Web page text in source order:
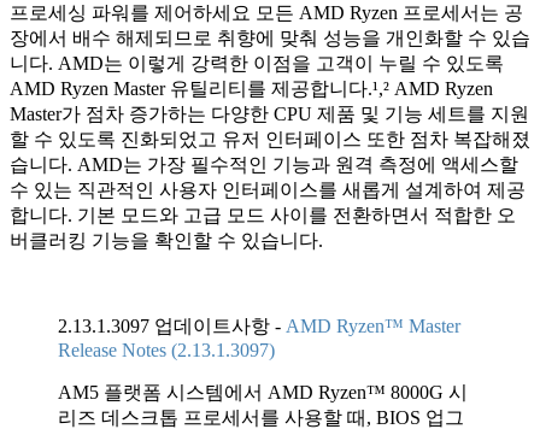
프로세싱 파워를 제어하세요 모든 AMD Ryzen 프로세서는 공
장에서 배수 해제되므로 취향에 맞춰 성능을 개인화할 수 있습
니다. AMD는 이렇게 강력한 이점을 고객이 누릴 수 있도록
AMD Ryzen Master 유틸리티를 제공합니다.¹,² AMD Ryzen
Master가 점차 증가하는 다양한 CPU 제품 및 기능 세트를 지원
할 수 있도록 진화되었고 유저 인터페이스 또한 점차 복잡해졌
습니다. AMD는 가장 필수적인 기능과 원격 측정에 액세스할
수 있는 직관적인 사용자 인터페이스를 새롭게 설계하여 제공
합니다. 기본 모드와 고급 모드 사이를 전환하면서 적합한 오
버클러킹 기능을 확인할 수 있습니다.
2.13.1.3097 업데이트사항 - AMD Ryzen™ Master
Release Notes (2.13.1.3097)
AM5 플랫폼 시스템에서 AMD Ryzen™ 8000G 시
리즈 데스크톱 프로세서를 사용할 때, BIOS 업그